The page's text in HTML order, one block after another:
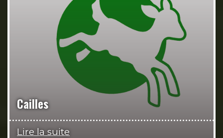
Cailles
Lire la suite